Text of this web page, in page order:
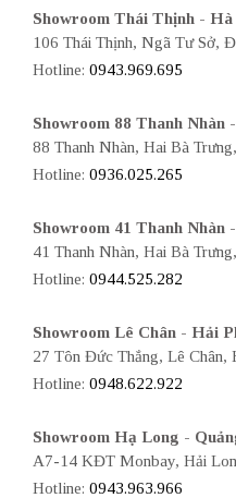
Showroom Thái Thịnh - Hà
106 Thái Thịnh, Ngã Tư Sở,
Hotline: 0943.969.695
Showroom 88 Thanh Nhàn
88 Thanh Nhàn, Hai Bà
Hotline: 0936.025.265
Showroom 41 Thanh Nhàn
41 Thanh Nhàn, Hai Bà
Hotline: 0944.525.282
Showroom Lê Chân - Hải
27 Tôn Đức Thắng, Lê Chân,
Hotline: 0948.622.922
Showroom Hạ Long -
A7-14 KĐT Monbay, Hải
Hotline: 0943.963.966